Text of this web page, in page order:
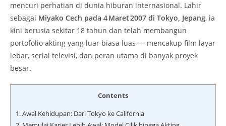
mencuri perhatian di dunia hiburan internasional. Lahir
sebagai Miyako Cech pada 4 Maret 2007 di Tokyo, Jepang, ia
kini berusia sekitar 18 tahun dan telah membangun
portofolio akting yang luar biasa luas — mencakup film layar
lebar, serial televisi, dan peran utama di banyak proyek
besar.
Contents
1.Awal Kehidupan: Dari Tokyo ke California